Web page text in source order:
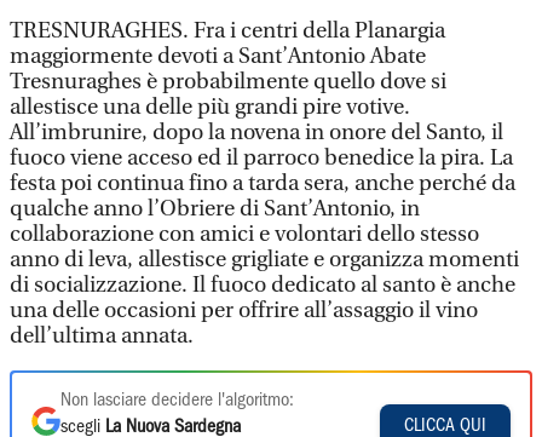
TRESNURAGHES. Fra i centri della Planargia
maggiormente devoti a Sant’Antonio Abate
Tresnuraghes è probabilmente quello dove si
allestisce una delle più grandi pire votive.
All’imbrunire, dopo la novena in onore del Santo, il
fuoco viene acceso ed il parroco benedice la pira. La
festa poi continua fino a tarda sera, anche perché da
qualche anno l’Obriere di Sant’Antonio, in
collaborazione con amici e volontari dello stesso
anno di leva, allestisce grigliate e organizza momenti
di socializzazione. Il fuoco dedicato al santo è anche
una delle occasioni per offrire all’assaggio il vino
dell’ultima annata.
Non lasciare decidere l'algoritmo:
scegli La Nuova Sardegna
CLICCA QUI